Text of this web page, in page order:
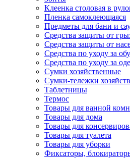
Клеенка столовая в
Пленка самоклеющаяся
Предметы для бани и
Средства защиты от
Средства защиты от
Средства по уходу за
Средства по уходу за
Сумки хозяйственные
Сумки-тележки
Таблетницы
Термос
Товары для ванной
Товары для дома
Товары для
Товары для туалета
Товары для уборки
Фиксаторы,